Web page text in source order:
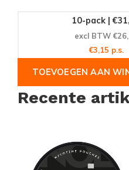
van de krachtige mint
10-pack |
excl BTW
€3,15 p.s.
TOEVOEGEN AAN
Recente